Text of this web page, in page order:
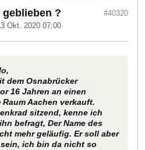
?
Okt. 2020 07:00
#40320
dem Osnabrücker
16 Jahren an einen
Aachen verkauft.
sitzend, kenne ich
befragt, Der Name des
mehr geläufig. Er soll aber
ich bin da nicht so